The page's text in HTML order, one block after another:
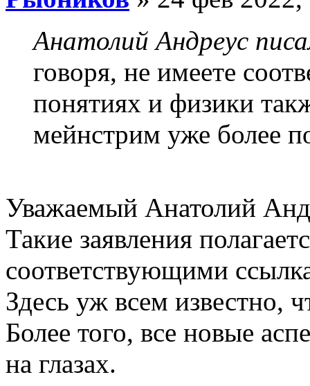
Анатолий Андреус
говоря, не имеете
понятиях и физики
мейнстрим уже более
Уважаемый Анатолий
Такие заявления
соответствующими
Здесь уж всем известно,
Более того, все новые
на глазах.